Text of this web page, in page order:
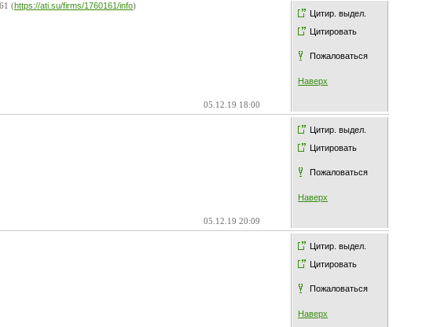
Цитир. выдел.
Цитировать
Пожаловаться
Наверх
(https://ati.su/firms/1760161/info)
05.12.19 18:00
Цитир. выдел.
Цитировать
Пожаловаться
Наверх
05.12.19 20:09
Цитир. выдел.
Цитировать
Пожаловаться
Наверх